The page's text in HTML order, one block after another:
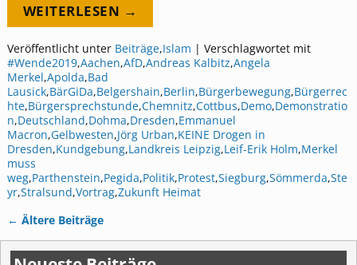
WEITERLESEN →
Veröffentlicht unter Beiträge,Islam | Verschlagwortet mit
#Wende2019,Aachen,AfD,Andreas Kalbitz,Angela
Merkel,Apolda,Bad
Lausick,BärGiDa,Belgershain,Berlin,Bürgerbewegung,Bürgerrec
hte,Bürgersprechstunde,Chemnitz,Cottbus,Demo,Demonstratio
n,Deutschland,Dohma,Dresden,Emmanuel
Macron,Gelbwesten,Jörg Urban,KEINE Drogen in
Dresden,Kundgebung,Landkreis Leipzig,Leif-Erik Holm,Merkel
muss
weg,Parthenstein,Pegida,Politik,Protest,Siegburg,Sömmerda,Ste
yr,Stralsund,Vortrag,Zukunft Heimat
Artikelnavigation
← Ältere Beiträge